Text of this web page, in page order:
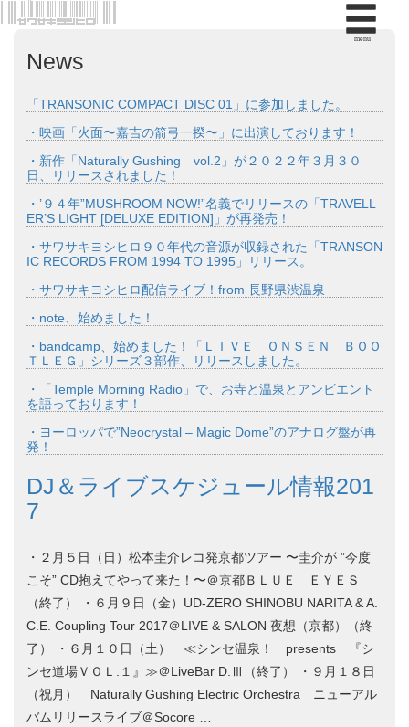
menu
News
「TRANSONIC COMPACT DISC 01」に参加しました。
・映画「火面〜嘉吉の箭弓一揆〜」に出演しております！
・新作「Naturally Gushing vol.2」が２０２２年３月３０
日、リリースされました！
・’９４年”MUSHROOM NOW!”名義でリリースの「TRAVELL
ER’S LIGHT [DELUXE EDITION]」が再発売！
・サワサキヨシヒロ９０年代の音源が収録された「TRANSON
IC RECORDS FROM 1994 TO 1995」リリース。
・サワサキヨシヒロ配信ライブ！from 長野県渋温泉
・note、始めました！
・bandcamp、始めました！「ＬＩＶＥ ＯＮＳＥＮ ＢＯＯ
ＴＬＥＧ」シリーズ３部作、リリースしました。
・「Temple Morning Radio」で、お寺と温泉とアンビエント
を語っております！
・ヨーロッパで”Neocrystal – Magic Dome”のアナログ盤が再
発！
DJ＆ライブスケジュール情報201
7
・２月５日（日）松本圭介レコ発京都ツアー 〜圭介が ”今度
こそ” CD抱えてやって来た！〜＠京都ＢＬＵＥ ＥＹＥＳ
（終了） ・６月９日（金）UD-ZERO SHINOBU NARITA & A.
C.E. Coupling Tour 2017＠LIVE & SALON 夜想（京都）（終
了） ・６月１０日（土） ≪シンセ温泉！ presents 『シ
ンセ道場ＶＯＬ.１』≫＠LiveBar D.Ⅲ（終了） ・９月１８日
（祝月） Naturally Gushing Electric Orchestra ニューアル
バムリリースライブ＠Socore …